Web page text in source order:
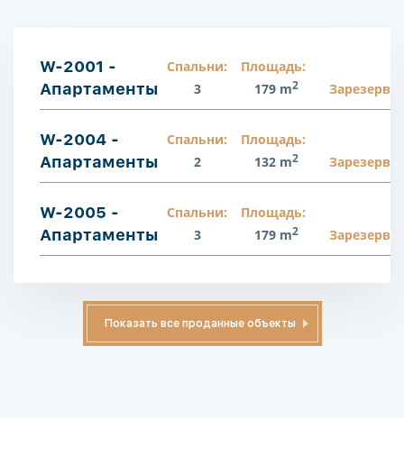
W-2001 -
Апартаменты
Спальни:
3
Площадь:
179 m2
W-2004 -
Апартаменты
Спальни:
2
Площадь:
132 m2
W-2005 -
Апартаменты
Спальни:
3
Площадь:
179 m2
Показать все проданные объекты